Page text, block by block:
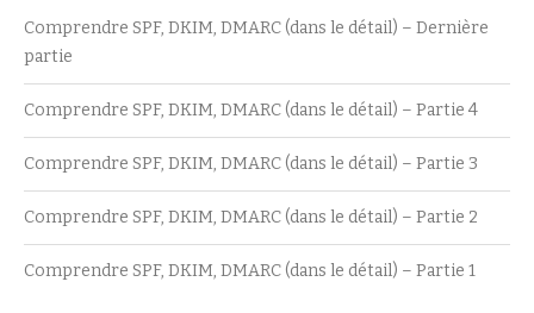
Comprendre SPF, DKIM, DMARC (dans le détail) – Dernière
partie
Comprendre SPF, DKIM, DMARC (dans le détail) – Partie 4
Comprendre SPF, DKIM, DMARC (dans le détail) – Partie 3
Comprendre SPF, DKIM, DMARC (dans le détail) – Partie 2
Comprendre SPF, DKIM, DMARC (dans le détail) – Partie 1